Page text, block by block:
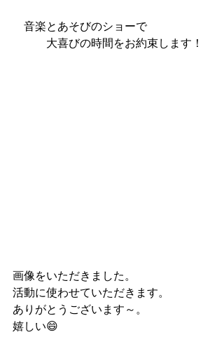
音楽とあそびのショーで
大喜びの時間をお約束します！
画像をいただきました。
活動に使わせていただきます。
ありがとうございます～。
嬉しい😄